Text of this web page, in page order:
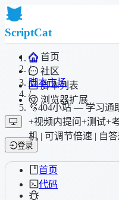
ScriptCat
首页
社区
脚本列表
浏览器扩展
登录
/
脚本市场
/
🫧404小站 — 学习通
+视频内提问+测试+
机 | 可调节倍速 | 自
首页
代码